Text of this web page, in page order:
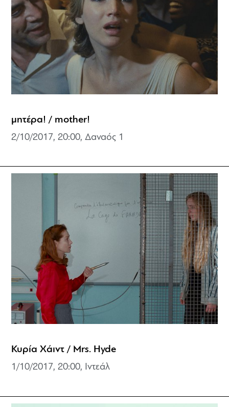
μητέρα! / mother!
2/10/2017, 20:00, Δαναός 1
Κυρία Χάιντ / Mrs. Hyde
1/10/2017, 20:00, Ιντεάλ